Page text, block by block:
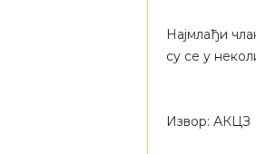
Најмлађи
су се у
Извор: АКЦЗ